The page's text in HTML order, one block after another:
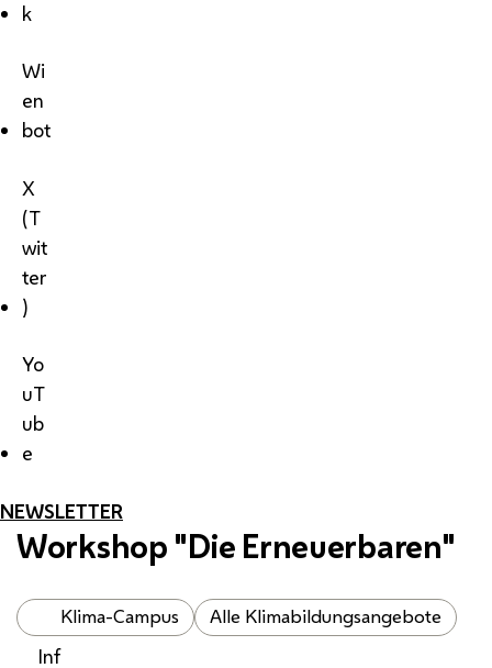
k
Wi
en
bot
X
(T
wit
ter
)
Yo
uT
ub
e
NEWSLETTER
Workshop "Die Erneuerbaren"
Klima-Campus Alle Klimabildungsangebote
Inf